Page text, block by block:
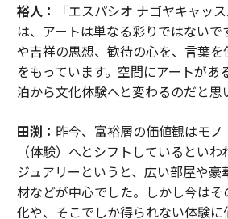
裕人：
「エスパシオ ナゴヤキャッ
は、アートは単なる彩りではない
や吉祥の思想、歓待の心を、言葉
をもっています。空間にアートがあ
泊から文化体験へと変わるのだと思
田渕： 昨今、富裕層の価値観はモ
（体験）へとシフトしているとい
ジュアリーというと、広い部屋や
材などが中心でした。しかし今は
化や、そこでしか得られない体験